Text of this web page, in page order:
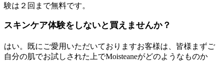
験は２回まで無料です。
スキンケア体験をしないと買えませんか？
はい。既にご愛用いただいておりますお客様は、皆様まずご
自分の肌でお試しされた上でMoisteaneがどのようなものか